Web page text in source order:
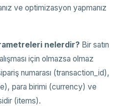
ve optimizasyon yapmanız
nelerdir? Bir satın
için olmazsa olmaz
numarası (transaction_id),
para birimi (currency) ve
(items).